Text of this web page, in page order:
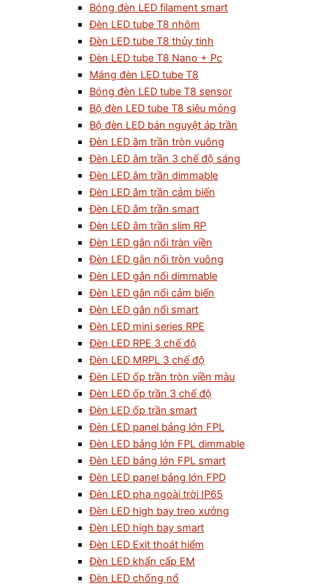
Bóng đèn LED filament smart
Đèn LED tube T8 nhôm
Đèn LED tube T8 thủy tinh
Đèn LED tube T8 Nano + Pc
Máng đèn LED tube T8
Bóng đèn LED tube T8 sensor
Bộ đèn LED tube T8 siêu mỏng
Bộ đèn LED bán nguyệt áp trần
Đèn LED âm trần tròn vuông
Đèn LED âm trần 3 chế độ sáng
Đèn LED âm trần dimmable
Đèn LED âm trần cảm biến
Đèn LED âm trần smart
Đèn LED âm trần slim RP
Đèn LED gắn nổi tràn viền
Đèn LED gắn nổi tròn vuông
Đèn LED gắn nổi dimmable
Đèn LED gắn nổi cảm biến
Đèn LED gắn nổi smart
Đèn LED mini series RPE
Đèn LED RPE 3 chế độ
Đèn LED MRPL 3 chế độ
Đèn LED ốp trần tròn viền màu
Đèn LED ốp trần 3 chế độ
Đèn LED ốp trần smart
Đèn LED panel bảng lớn FPL
Đèn LED bảng lớn FPL dimmable
Đèn LED bảng lớn FPL smart
Đèn LED panel bảng lớn FPD
Đèn LED pha ngoài trời IP65
Đèn LED high bay treo xưởng
Đèn LED high bay smart
Đèn LED Exit thoát hiểm
Đèn LED khẩn cấp EM
Đèn LED chống nổ